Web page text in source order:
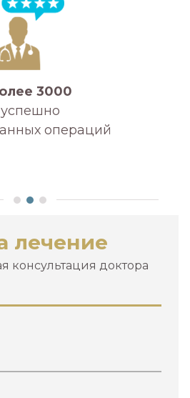
3000
успешно
операций
лечение
консультация доктора